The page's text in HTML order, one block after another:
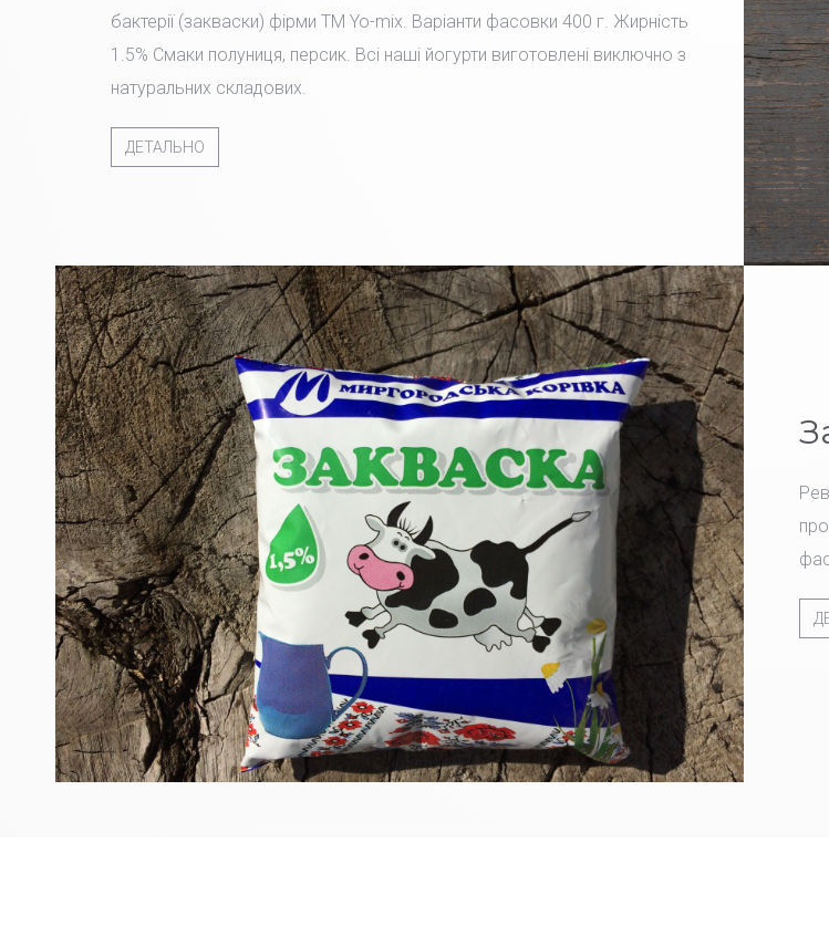
бактерії (закваски) фірми TM Yo-mix. Варіанти фасовки 400 г. Жирність
1.5% Смаки полуниця, персик. Всі наші йогурти виготовлені виключно з
натуральних складових.
ДЕТАЛЬНО